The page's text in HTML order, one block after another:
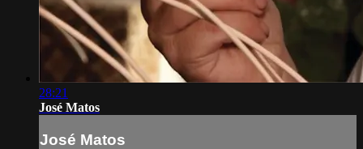
28:21
José Matos
José Matos